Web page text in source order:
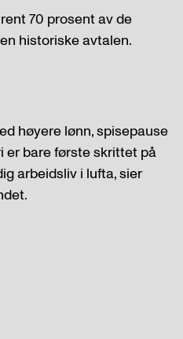
70 prosent av de
historiske avtalen.
høyere lønn, spisepause
er bare første skrittet på
arbeidsliv i lufta, sier